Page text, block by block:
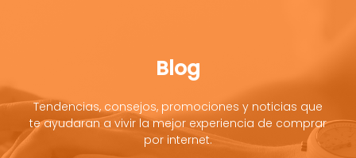
Blog
Tendencias, consejos, promociones y noticias que
te ayudaran a vivir la mejor experiencia de comprar
por internet.